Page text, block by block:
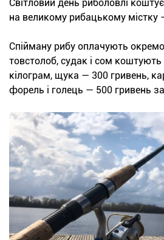
Світловий день риболовлі
на великому рибацькому містку
Спійману рибу оплачують
товстолоб, судак і сом коштують
кілограм, щука — 300 гривень,
форель і голець — 500 гривень